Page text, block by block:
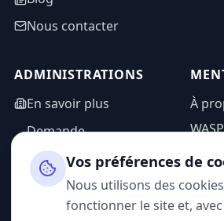
Nous contacter
ADMINISTRATIONS
En savoir plus
Demande
d'information
Espace admin
À
Vos préférences de
Nous utilisons des
fonctionner le site et,